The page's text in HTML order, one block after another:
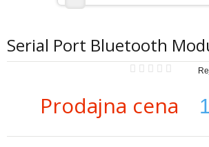
Video Galerija
Mala škola letenja
Modeli automobila - izdvojeno
Prodaja i cene rc automobila
Serial Port Bluetooth
Prodajna cena